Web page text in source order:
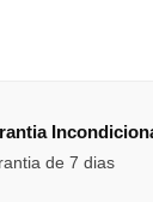
de 7 dias